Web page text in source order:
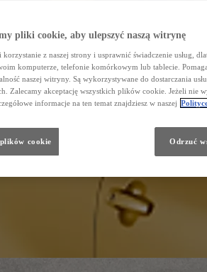
pliki cookie, aby ulepszyć naszą witrynę
korzystanie z naszej strony i usprawnić świadczenie usług,
komputerze, telefonie komórkowym lub tablecie.
naszej witryny. Są wykorzystywane do dostarczania
Zalecamy akceptację wszystkich plików cookie. Jeżeli nie
informacje na ten temat znajdziesz w naszej
cookie Odrzuć